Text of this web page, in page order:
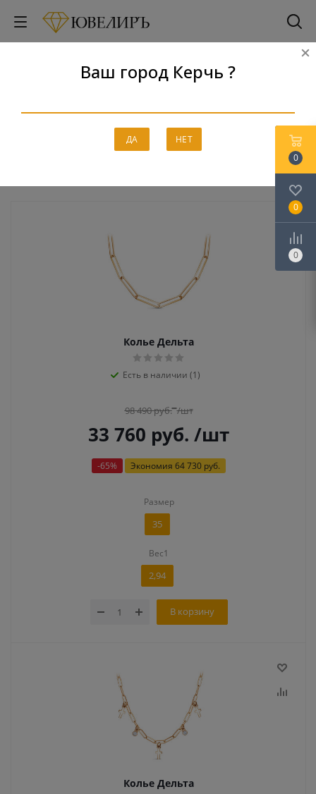
Ваш город Керчь ?
ДА НЕТ
Колье
Главная - Каталог - Золото - Колье
Колье Дельта
Есть в наличии (1)
98 490руб. /шт
33 760 руб. /шт
-65% Экономия 64 730 руб.
Размер
35
Вес1
2,94
В корзину
Колье Дельта
0
0
0